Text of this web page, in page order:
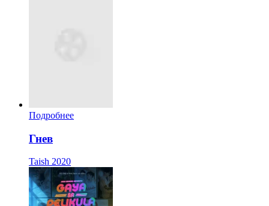
Подробнее
Гнев
Taish 2020